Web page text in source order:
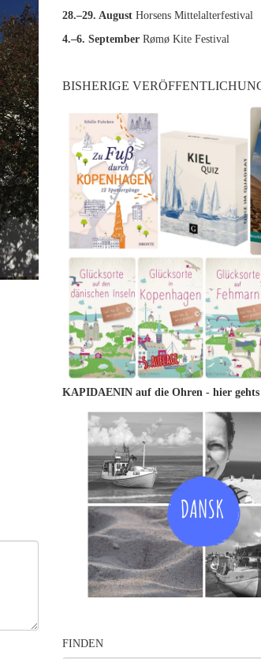
28.–29. August Horsens Mittelalterfestival
4.–6. September Rømø Kite Festival
BISHERIGE
KAPIDAENIN auf die Ohren - hier
FINDEN